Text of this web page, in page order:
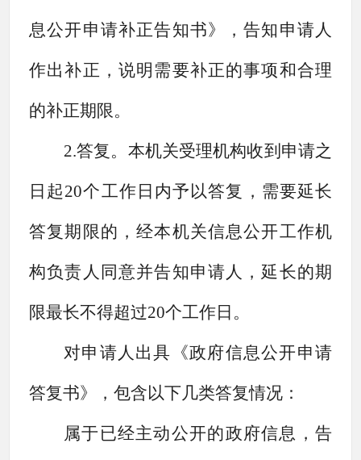
息公开申请补正告知书》，告知申请人
作出补正，说明需要补正的事项和合理
的补正期限。
2.答复。本机关受理机构收到申请之
日起20个工作日内予以答复，需要延长
答复期限的，经本机关信息公开工作机
构负责人同意并告知申请人，延长的期
限最长不得超过20个工作日。
对申请人出具《政府信息公开申请
答复书》，包含以下几类答复情况：
属于已经主动公开的政府信息，告